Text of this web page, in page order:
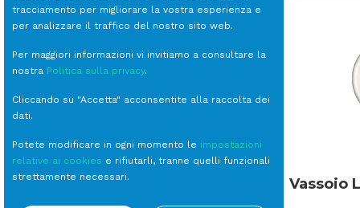
Mestolo a Servire Inox
Baguette
Vassoio
tracciamento per migliorare la vostra esperienza e
per analizzare il traffico del nostro sito web.
Per maggiori informazioni vi invitiamo a consultare la
nostra Politica sulla privacy.
Cliccando su "Accetta" acconsentite alla raccolta dei
dati.
Potete modificare in ogni momento le impostazioni
relative ai cookies e rifiutarli, tranne quelli funzionali
strettamente necessari.